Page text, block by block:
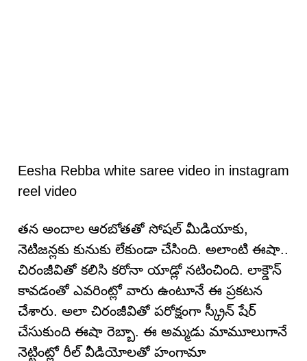
Eesha Rebba white saree video in instagram
reel video
తన అందాల ఆరబోతతో సోషల్ మీడియాకు,
నెటిజన్లకు కునుకు లేకుండా చేసింది. అలాంటి ఈషా..
చిరంజీవితో కలిసి కరోనా యాడ్లో నటించింది. లాక్డౌన్
కావడంతో ఎవరింట్లో వారు ఉంటూనే ఈ ప్రకటన
చేశారు. అలా చిరంజీవితో పరోక్షంగా స్క్రీన్ షేర్
చేసుకుంది ఈషా రెబ్బా. ఈ అమ్మడు మామూలుగానే
నెట్టింట్లో రీల్ వీడియోలతో హంగామా